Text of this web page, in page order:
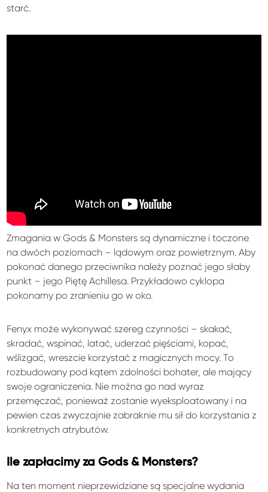
starć.
Zmagania w Gods & Monsters są dynamiczne i toczone
na dwóch poziomach – lądowym oraz powietrznym. Aby
pokonać danego przeciwnika należy poznać jego słaby
punkt – jego Piętę Achillesa. Przykładowo cyklopa
pokonamy po zranieniu go w oko.
Fenyx może wykonywać szereg czynności – skakać,
skradać, wspinać, latać, uderzać pięściami, kopać,
wślizgać, wreszcie korzystać z magicznych mocy. To
rozbudowany pod kątem zdolności bohater, ale mający
swoje ograniczenia. Nie można go nad wyraz
przemęczać, ponieważ zostanie wyeksploatowany i na
pewien czas zwyczajnie zabraknie mu sił do korzystania z
konkretnych atrybutów.
Ile zapłacimy za Gods & Monsters?
Na ten moment nieprzewidziane są specjalne wydania